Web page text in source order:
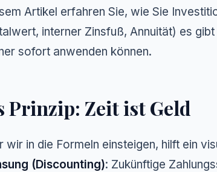
Artikel erfahren Sie, wie Sie
interner Zinsfuß, Annuität) es
sofort anwenden können.
Prinzip: Zeit ist Geld
wir in die Formeln einsteigen, hilft ein
(Discounting): Zukünftige